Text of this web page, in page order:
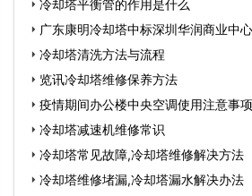
冷却塔平衡管的作用是什么
广东康明冷却塔中标深圳华润商业中
冷却塔清洗方法与流程
览讯冷却塔维修保养方法
疫情期间办公楼中央空调使用注意事项
冷却塔减速机维修常识
冷却塔常见故障,冷却塔维修解决方法
冷却塔维修堵漏,冷却塔漏水解决办法